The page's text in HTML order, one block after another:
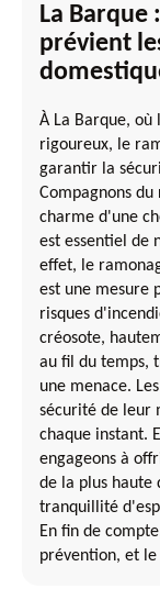
La
prévient
À La Barque,
rigoureux, le
garantir la
Compagnons
charme d'une
est essentiel de
effet, le
est une mesure
risques
créosote,
au fil du temps,
une menace.
sécurité de leur
chaque instant.
engageons à
de la plus haute
tranquillité
En fin de
prévention, et